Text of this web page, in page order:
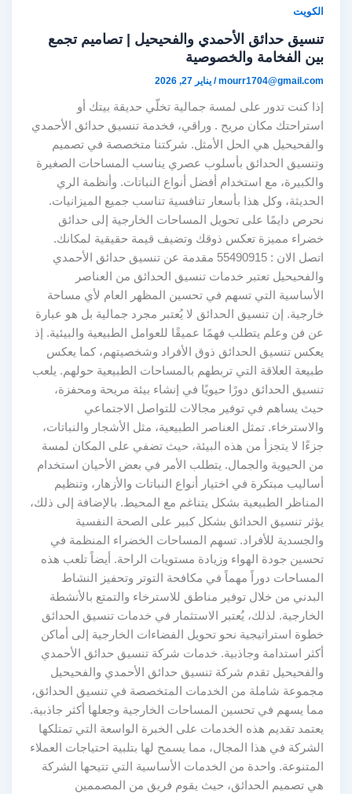
الكويت
تنسيق حدائق الأحمدي والفحيحيل | تصاميم تجمع
بين الفخامة والخصوصية
mourr1704@gmail.com
/يناير 27, 2026
إذا كنت تدور على لمسة جمالية تخلّي حديقة بيتك أو
استراحتك مكان مريح . وراقي، فخدمة تنسيق حدائق الأحمدي
والفحيحيل هي الحل الأمثل. شركتنا متخصصة في تصميم
وتنسيق الحدائق بأسلوب عصري يناسب المساحات الصغيرة
والكبيرة، مع استخدام أفضل أنواع النباتات. وأنظمة الري
الحديثة، وكل هذا بأسعار تنافسية تناسب جميع الميزانيات.
نحرص دايمًا على تحويل المساحات الخارجية إلى حدائق
خضراء مميزة تعكس ذوقك وتضيف قيمة حقيقية لمكانك.
اتصل الان : 55490915 مقدمة عن تنسيق حدائق الأحمدي
والفحيحيل تعتبر خدمات تنسيق الحدائق من العناصر
الأساسية التي تسهم في تحسين المظهر العام لأي مساحة
خارجية. إن تنسيق الحدائق لا يُعتبر مجرد جمالية بل هو عبارة
عن فن وعلم يتطلب فهمًا عميقًا للعوامل الطبيعية والبيئية. إذ
يعكس تنسيق الحدائق ذوق الأفراد وشخصيتهم، كما يعكس
طبيعة العلاقة التي تربطهم بالمساحات الطبيعية حولهم. يلعب
تنسيق الحدائق دورًا حيويًا في إنشاء بيئة مريحة ومحفزة،
حيث يساهم في توفير مجالات للتواصل الاجتماعي
والاسترخاء. تمثل العناصر الطبيعية، مثل الأشجار والنباتات،
جزءًا لا يتجزأ من هذه البيئة، حيث تضفي على المكان لمسة
من الحيوية والجمال. يتطلب الأمر في بعض الأحيان استخدام
أساليب مبتكرة في اختيار أنواع النباتات والأزهار، وتنظيم
المناظر الطبيعية بشكل يتناغم مع المحيط. بالإضافة إلى ذلك،
يؤثر تنسيق الحدائق بشكل كبير على الصحة النفسية
والجسدية للأفراد. تسهم المساحات الخضراء المنظمة في
تحسين جودة الهواء وزيادة مستويات الراحة. أيضاً تلعب هذه
المساحات دوراً مهماً في مكافحة التوتر وتحفيز النشاط
البدني من خلال توفير مناطق للاسترخاء والتمتع بالأنشطة
الخارجية. لذلك، يُعتبر الاستثمار في خدمات تنسيق الحدائق
خطوة استراتيجية نحو تحويل الفضاءات الخارجية إلى أماكن
أكثر استدامة وجاذبية. خدمات شركة تنسيق حدائق الأحمدي
والفحيحيل تقدم شركة تنسيق حدائق الأحمدي والفحيحيل
مجموعة شاملة من الخدمات المتخصصة في تنسيق الحدائق،
مما يسهم في تحسين المساحات الخارجية وجعلها أكثر جاذبية.
يعتمد تقديم هذه الخدمات على الخبرة الواسعة التي تمتلكها
الشركة في هذا المجال، مما يسمح لها بتلبية احتياجات العملاء
المتنوعة. واحدة من الخدمات الأساسية التي تتيحها الشركة
هي تصميم الحدائق، حيث يقوم فريق من المصممين